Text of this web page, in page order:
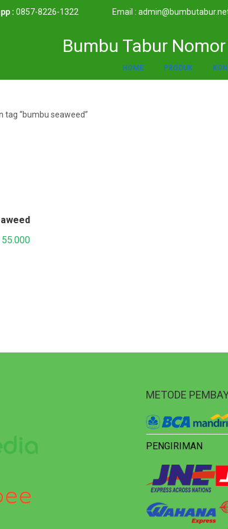
: 0857-8226-1322 Email :
Bumbu Tabur
HOME PRODUK
tag “bumbu seaweed”
55.000
METODE
PENGIRIMAN